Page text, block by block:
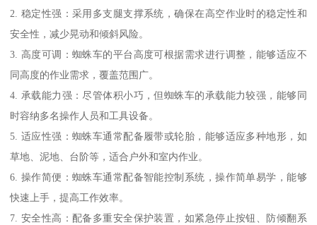
2. 稳定性强：采用多支腿支撑系统，确保在高空作业时的稳定性和
安全性，减少晃动和倾斜风险。
3. 高度可调：蜘蛛车的平台高度可根据需求进行调整，能够适应不
同高度的作业需求，覆盖范围广。
4. 承载能力强：尽管体积小巧，但蜘蛛车的承载能力较强，能够同
时容纳多名操作人员和工具设备。
5. 适应性强：蜘蛛车通常配备履带或轮胎，能够适应多种地形，如
草地、泥地、台阶等，适合户外和室内作业。
6. 操作简便：蜘蛛车通常配备智能控制系统，操作简单易学，能够
快速上手，提高工作效率。
7. 安全性高：配备多重安全保护装置，如紧急停止按钮、防倾翻系